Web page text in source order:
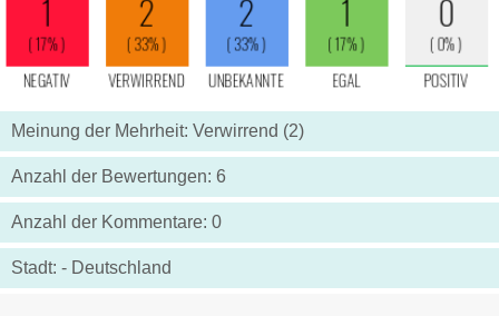
Meinung der Mehrheit: Verwirrend (2)
Anzahl der Bewertungen: 6
Anzahl der Kommentare: 0
Stadt: - Deutschland